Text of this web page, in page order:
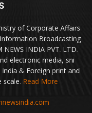
of Corporate Affairs
Broadcasting
INDIA PVT. LTD.
electronic media, sni
& Foreign print and
scale. Read More